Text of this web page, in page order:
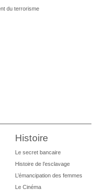
du terrorisme
Histoire
Le secret bancaire
Histoire de l’esclavage
L’émancipation des femmes
Le Cinéma